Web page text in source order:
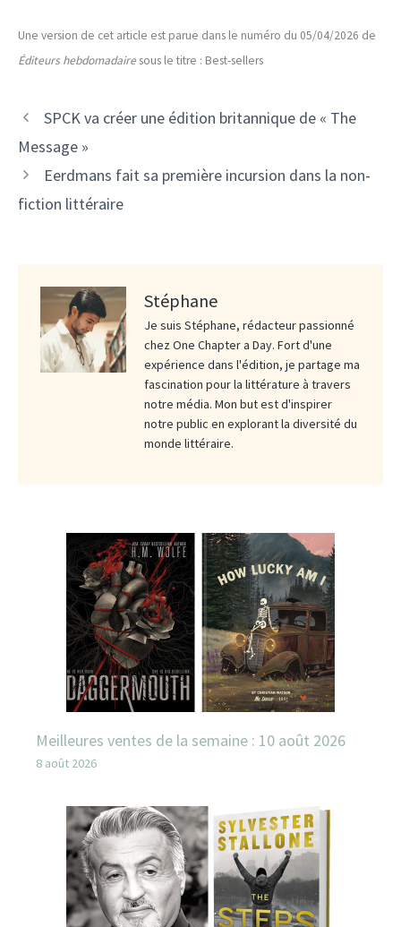
Une version de cet article est parue dans le numéro du 05/04/2026 de
Éditeurs hebdomadairesous le titre : Best-sellers
SPCK va créer une édition britannique de « The
Message »
Eerdmans fait sa première incursion dans la non-
fiction littéraire
Stéphane
Je suis Stéphane, rédacteur passionné
chez One Chapter a Day. Fort d'une
expérience dans l'édition, je partage ma
fascination pour la littérature à travers
notre média. Mon but est d'inspirer
notre public en explorant la diversité du
monde littéraire.
Meilleures ventes de la semaine : 10 août 2026
8 août 2026